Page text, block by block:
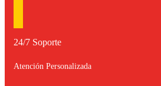
24/7 Soporte
Atención Personalizada